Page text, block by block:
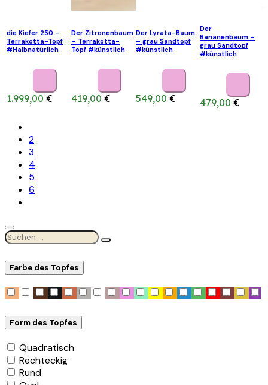
die Kiefer 250 –
Terrakotta-Topf
#Halbnatürlich
1.999,00 €
Der Zitronenbaum
– Terrakotta-
Topf #künstlich
419,00 €
Der Lyrata-Baum
– grau Sandtopf
#künstlich
549,00 €
Der
Bananenbaum –
grau Sandtopf
#künstlich
479,00 €
2
3
4
5
6
Farbe des Topfes
Form des Topfes
Quadratisch
Rechteckig
Rund